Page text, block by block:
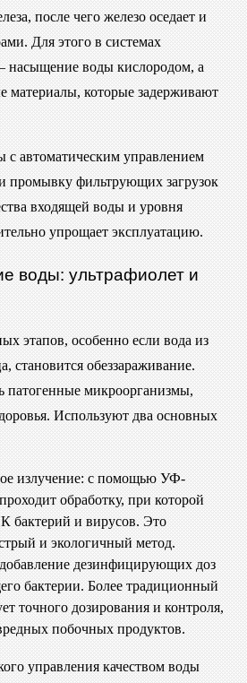
после чего железо оседает и
Для этого в системах
насыщение воды кислородом, а
материалы, которые задерживают
автоматическим управлением
промывку фильтрующих загрузок
входящей воды и уровня
упрощает эксплуатацию.
воды: ультрафиолет и
этапов, особенно если вода из
становится обеззараживание.
патогенные микроорганизмы,
Используют два основных
излучение: с помощью УФ-
обработку, при которой
бактерий и вирусов. Это
и экологичный метод.
дезинфицирующих доз
бактерии. Более традиционный
точного дозирования и контроля,
побочных продуктов.
управления качеством воды